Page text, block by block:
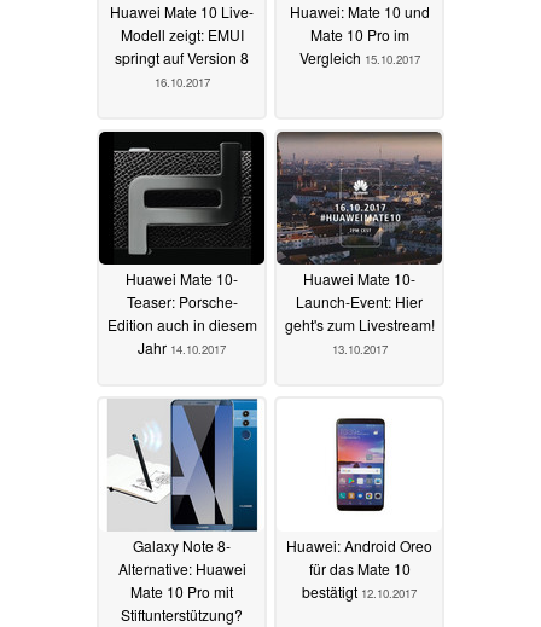
Huawei Mate 10 Live-
Modell zeigt: EMUI
springt auf Version 8
16.10.2017
Huawei: Mate 10 und
Mate 10 Pro im
Vergleich 15.10.2017
Huawei Mate 10-
Teaser: Porsche-
Edition auch in diesem
Jahr 14.10.2017
Huawei Mate 10-
Launch-Event: Hier
geht's zum Livestream!
13.10.2017
Galaxy Note 8-
Alternative: Huawei
Mate 10 Pro mit
Stiftunterstützung?
Huawei: Android Oreo
für das Mate 10
bestätigt 12.10.2017